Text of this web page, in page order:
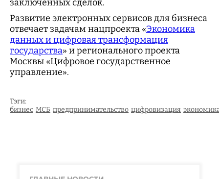
заключенных сделок.
Развитие электронных сервисов для бизнеса
отвечает задачам нацпроекта «Экономика
данных и цифровая трансформация
государства» и регионального проекта
Москвы «Цифровое государственное
управление».
Тэги:
бизнес МСБ предпринимательство цифровизация